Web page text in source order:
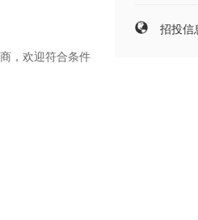
，欢迎符合条件
招投信